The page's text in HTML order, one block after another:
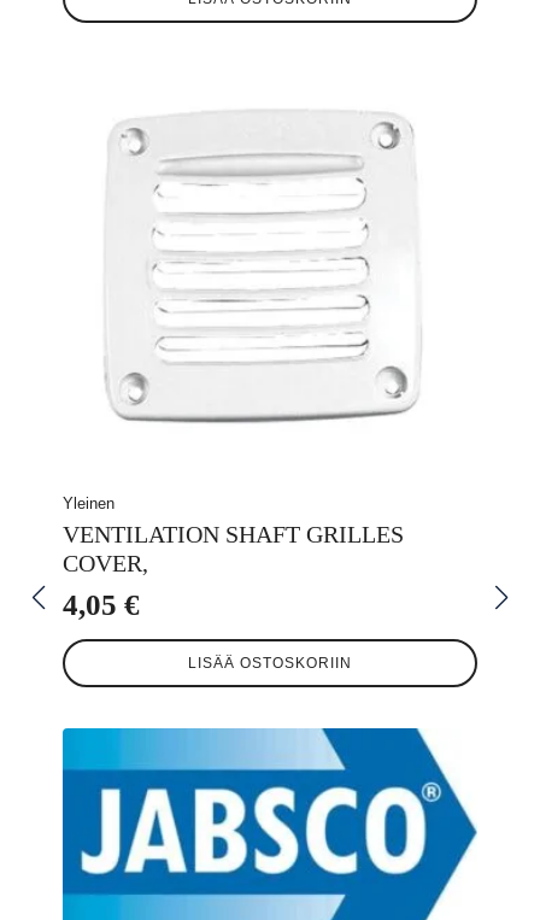
Yleinen
VENTILATION SHAFT GRILLES
COVER,
4,05 €
LISÄÄ OSTOSKORIIN